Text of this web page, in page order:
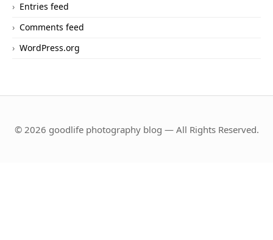
Entries feed
Comments feed
WordPress.org
© 2026 goodlife photography blog — All Rights Reserved.